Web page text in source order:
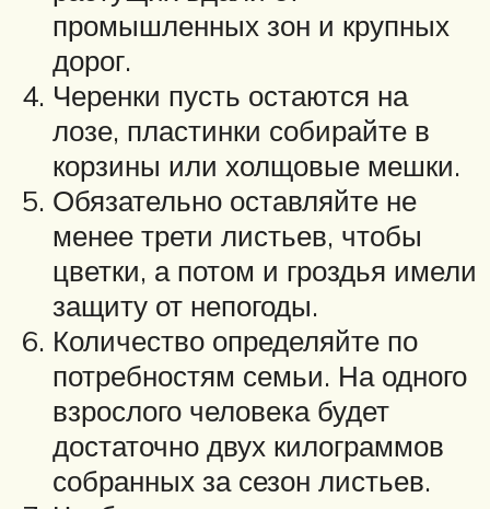
промышленных зон и крупных
дорог.
Черенки пусть остаются на
лозе, пластинки собирайте в
корзины или холщовые мешки.
Обязательно оставляйте не
менее трети листьев, чтобы
цветки, а потом и гроздья имели
защиту от непогоды.
Количество определяйте по
потребностям семьи. На одного
взрослого человека будет
достаточно двух килограммов
собранных за сезон листьев.